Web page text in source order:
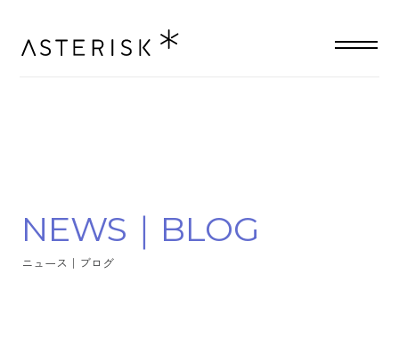
NEWS ｜ BLOG
ニュース ｜ ブロ グ